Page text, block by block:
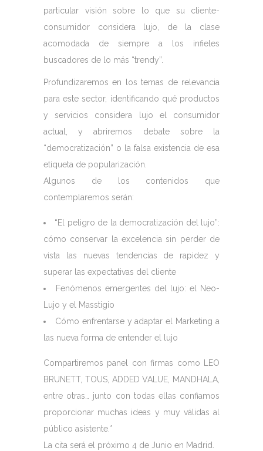
particular visión sobre lo que su cliente-
consumidor considera lujo, de la clase
acomodada de siempre a los infieles
buscadores de lo más “trendy”.
Profundizaremos en los temas de relevancia
para este sector, identificando qué productos
y servicios considera lujo el consumidor
actual, y abriremos debate sobre la
“democratización” o la falsa existencia de esa
etiqueta de popularización.
Algunos de los contenidos que
contemplaremos serán:
“El peligro de la democratización del lujo”:
cómo conservar la excelencia sin perder de
vista las nuevas tendencias de rapidez y
superar las expectativas del cliente
Fenómenos emergentes del lujo: el Neo-
Lujo y el Masstigio
Cómo enfrentarse y adaptar el Marketing a
las nueva forma de entender el lujo
Compartiremos panel con firmas como LEO
BRUNETT, TOUS, ADDED VALUE, MANDHALA,
entre otras… junto con todas ellas confiamos
proporcionar muchas ideas y muy válidas al
público asistente.*
La cita será el próximo 4 de Junio en Madrid.